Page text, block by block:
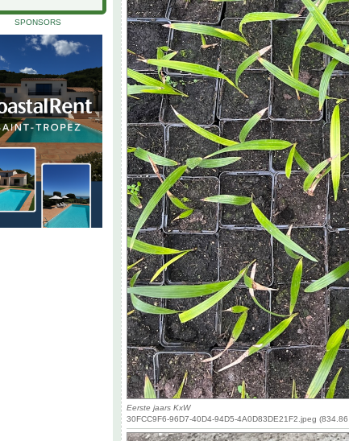
SPONSORS
Eerste jaars KxW
30FCC9F6-96D7-40D4-94D5-4A0D83DE21F2.jpeg